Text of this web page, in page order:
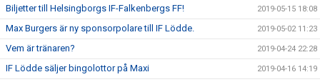
Biljetter till Helsingborgs IF-Falkenbergs FF! 2019-05-15 18:08
Max Burgers är ny sponsorpolare till IF Lödde. 2019-05-02 11:23
Vem är tränaren? 2019-04-24 22:28
IF Lödde säljer bingolottor på Maxi 2019-04-16 14:19